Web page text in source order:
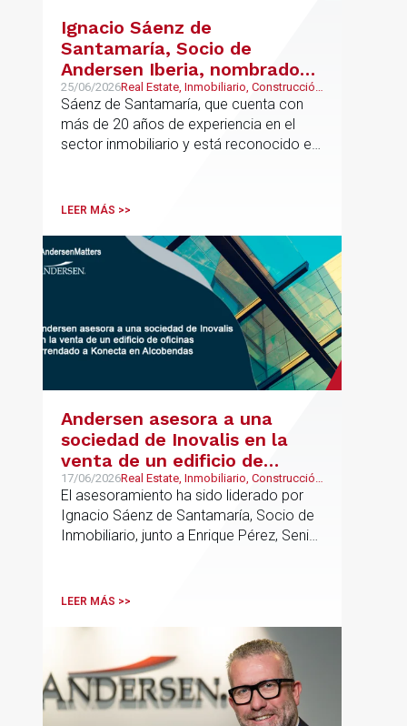
Ignacio Sáenz de
Santamaría, Socio de
Andersen Iberia, nombrado
director europeo de
Inmobiliario de Andersen
25/06/2026Real Estate, Inmobiliario, Construcción
y Urbanismo
Sáenz de Santamaría, que cuenta con
más de 20 años de experiencia en el
sector inmobiliario y está reconocido en
codirigirá el EU Real Estate Industry
UK.
LEER MÁS >>
Andersen asesora a una
sociedad de Inovalis en la
venta de un edificio de
oficinas arrendado a Konecta
en Alcobendas
17/06/2026Real Estate, Inmobiliario, Construcción
y Urbanismo
El asesoramiento ha sido liderado por
Ignacio Sáenz de Santamaría, Socio de
Inmobiliario, junto a Enrique Pérez, Senior
LEER MÁS >>